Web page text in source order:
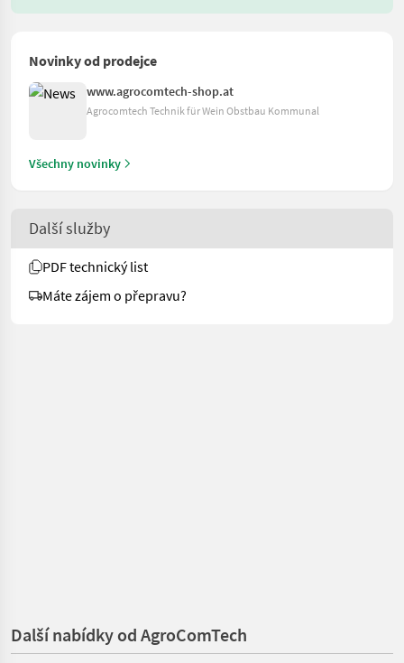
Novinky od prodejce
www.agrocomtech-shop.at
Agrocomtech Technik für Wein Obstbau Kommunal
Všechny novinky
Další služby
PDF technický list
Máte zájem o přepravu?
Další nabídky od AgroComTech